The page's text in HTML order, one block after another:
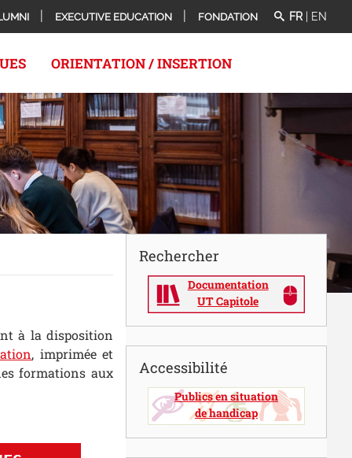
EXECUTIVE EDUCATION FONDATION FR EN
ORIENTATION / INSERTION
à la disposition
, imprimée et
formations aux
Rechercher
Documentation
UT Capitole
Accessibilité
Publics en situation
de handicap